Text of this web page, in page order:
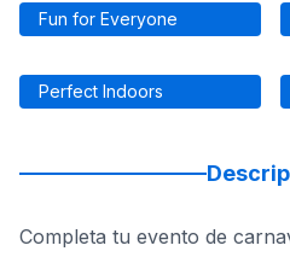
Fun for Everyone
Perfect Indoors
Completa tu evento de